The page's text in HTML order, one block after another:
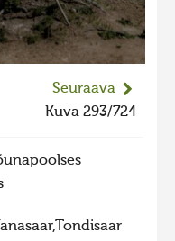
Seuraava
Kuva 293/724